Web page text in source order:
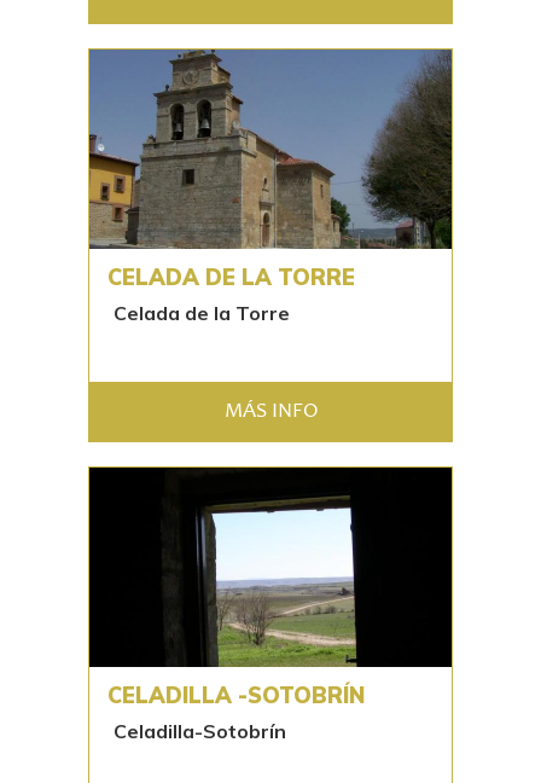
CELADA DE LA TORRE
Celada de la Torre
MÁS INFO
CELADILLA -SOTOBRÍN
Celadilla-Sotobrín